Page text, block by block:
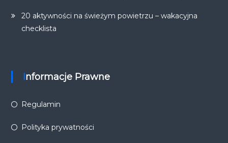
20 aktywności na świeżym powietrzu – wakacyjna
checklista
Informacje Prawne
Regulamin
Polityka prywatności